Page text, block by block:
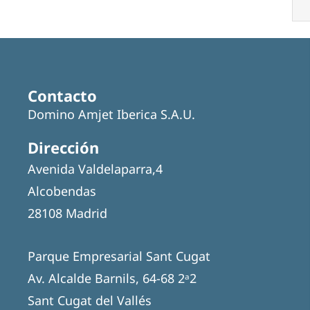
Contacto
Domino Amjet Iberica S.A.U.
Dirección
Avenida Valdelaparra,4
Alcobendas
28108 Madrid
Parque Empresarial Sant Cugat
Av. Alcalde Barnils, 64-68 2ᵃ2
Sant Cugat del Vallés